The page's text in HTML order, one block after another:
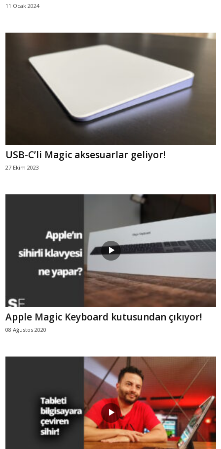
11 Ocak 2024
USB-C’li Magic aksesuarlar geliyor!
27 Ekim 2023
Apple Magic Keyboard kutusundan çıkıyor!
08 Ağustos 2020